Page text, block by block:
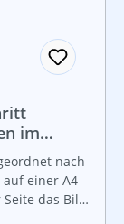
im
mit nach
einer A4
das Bild,